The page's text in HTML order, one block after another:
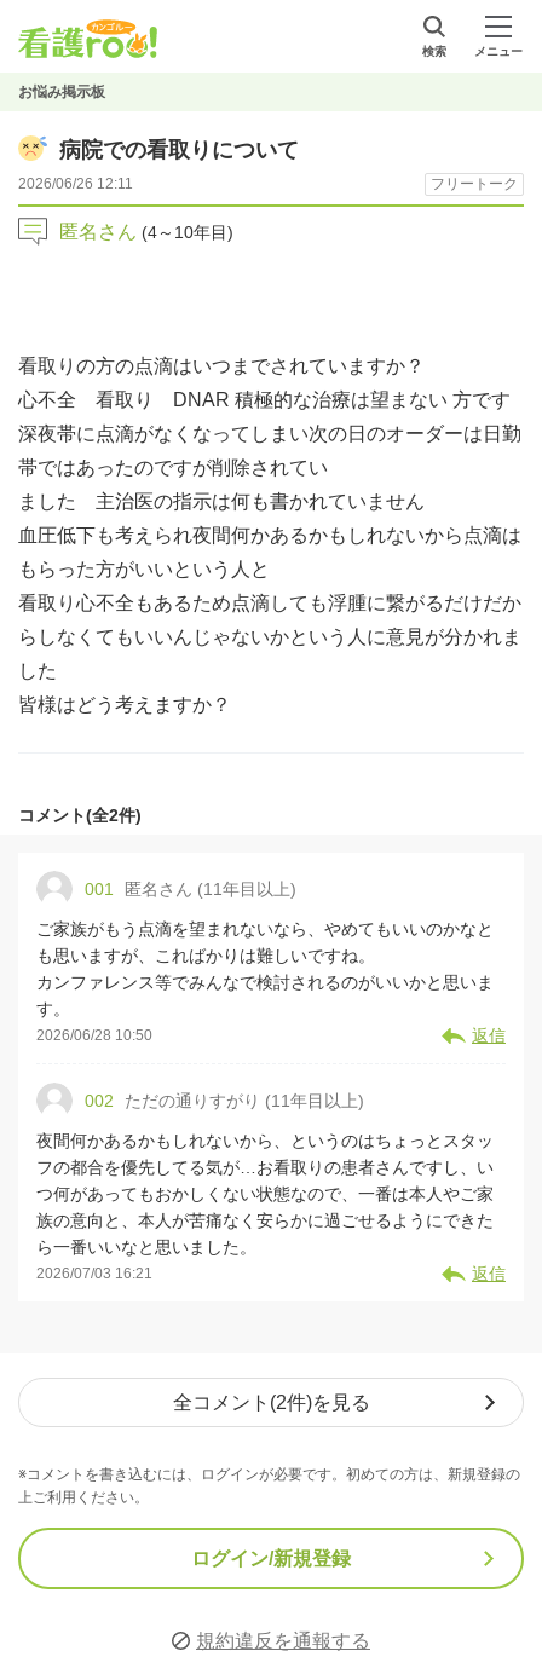
検索 メニュー
お悩み掲示板
病院での看取りについて
2026/06/26 12:11 フリートーク
匿名さん (4～10年目)
看取りの方の点滴はいつまでされていますか？
心不全 看取り DNAR 積極的な治療は望まない 方です
深夜帯に点滴がなくなってしまい次の日のオーダーは日勤
帯ではあったのですが削除されてい
ました 主治医の指示は何も書かれていません
血圧低下も考えられ夜間何かあるかもしれないから点滴は
もらった方がいいという人と
看取り心不全もあるため点滴しても浮腫に繋がるだけだか
らしなくてもいいんじゃないかという人に意見が分かれま
した
皆様はどう考えますか？
コメント(全2件)
001 匿名さん (11年目以上)
ご家族がもう点滴を望まれないなら、やめてもいいのかなと
も思いますが、こればかりは難しいですね。
カンファレンス等でみんなで検討されるのがいいかと思いま
す。
2026/06/28 10:50 返信
002 ただの通りすがり (11年目以上)
夜間何かあるかもしれないから、というのはちょっとスタッ
フの都合を優先してる気が…お看取りの患者さんですし、い
つ何があってもおかしくない状態なので、一番は本人やご家
族の意向と、本人が苦痛なく安らかに過ごせるようにできた
ら一番いいなと思いました。
2026/07/03 16:21 返信
全コメント(2件)を見る
※コメントを書き込むには、ログインが必要です。初めての方は、新規登録の
上ご利用ください。
ログイン/新規登録
規約違反を通報する